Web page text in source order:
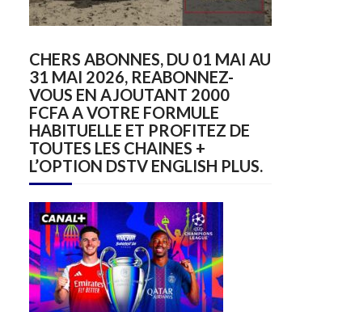
CHERS ABONNES, DU 01 MAI AU
31 MAI 2026, REABONNEZ-
VOUS EN AJOUTANT 2000
FCFA A VOTRE FORMULE
HABITUELLE ET PROFITEZ DE
TOUTES LES CHAINES +
L’OPTION DSTV ENGLISH PLUS.